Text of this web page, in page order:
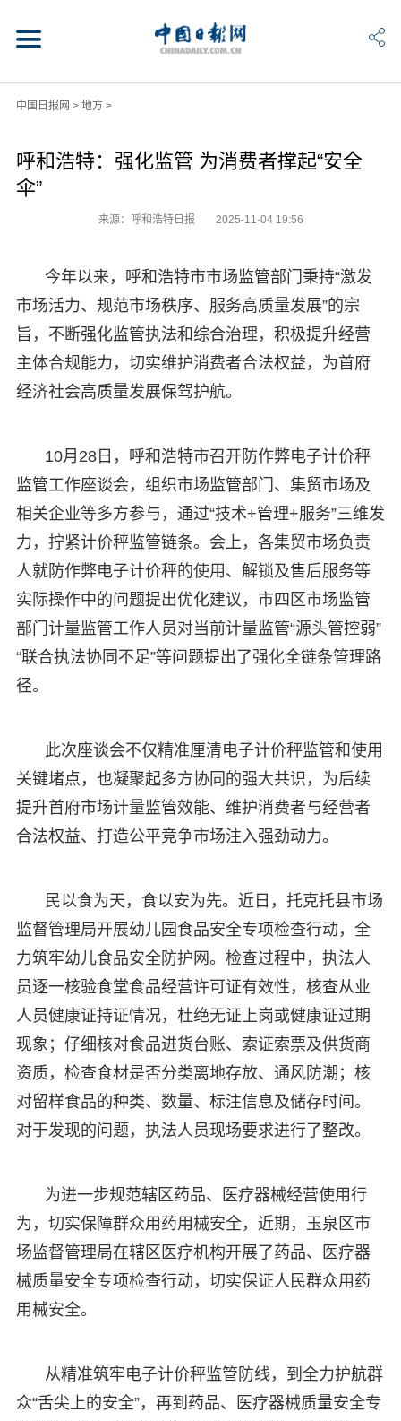
中国日报网 > 地方>
呼和浩特：强化监管 为消费者撑起“安全
伞”
来源：呼和浩特日报 2025-11-04 19:56
今年以来，呼和浩特市市场监管部门秉持“激发
市场活力、规范市场秩序、服务高质量发展”的宗
旨，不断强化监管执法和综合治理，积极提升经营
主体合规能力，切实维护消费者合法权益，为首府
经济社会高质量发展保驾护航。
10月28日，呼和浩特市召开防作弊电子计价秤
监管工作座谈会，组织市场监管部门、集贸市场及
相关企业等多方参与，通过“技术+管理+服务”三维发
力，拧紧计价秤监管链条。会上，各集贸市场负责
人就防作弊电子计价秤的使用、解锁及售后服务等
实际操作中的问题提出优化建议，市四区市场监管
部门计量监管工作人员对当前计量监管“源头管控弱”
“联合执法协同不足”等问题提出了强化全链条管理路
径。
此次座谈会不仅精准厘清电子计价秤监管和使用
关键堵点，也凝聚起多方协同的强大共识，为后续
提升首府市场计量监管效能、维护消费者与经营者
合法权益、打造公平竞争市场注入强劲动力。
民以食为天，食以安为先。近日，托克托县市场
监督管理局开展幼儿园食品安全专项检查行动，全
力筑牢幼儿食品安全防护网。检查过程中，执法人
员逐一核验食堂食品经营许可证有效性，核查从业
人员健康证持证情况，杜绝无证上岗或健康证过期
现象；仔细核对食品进货台账、索证索票及供货商
资质，检查食材是否分类离地存放、通风防潮；核
对留样食品的种类、数量、标注信息及储存时间。
对于发现的问题，执法人员现场要求进行了整改。
为进一步规范辖区药品、医疗器械经营使用行
为，切实保障群众用药用械安全，近期，玉泉区市
场监督管理局在辖区医疗机构开展了药品、医疗器
械质量安全专项检查行动，切实保证人民群众用药
用械安全。
从精准筑牢电子计价秤监管防线，到全力护航群
众“舌尖上的安全”，再到药品、医疗器械质量安全专